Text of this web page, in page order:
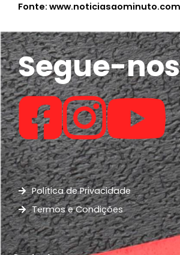
Fonte: www.noticiasaominuto.com
Segue-nos
Política de Privacidade
Termos e Condições